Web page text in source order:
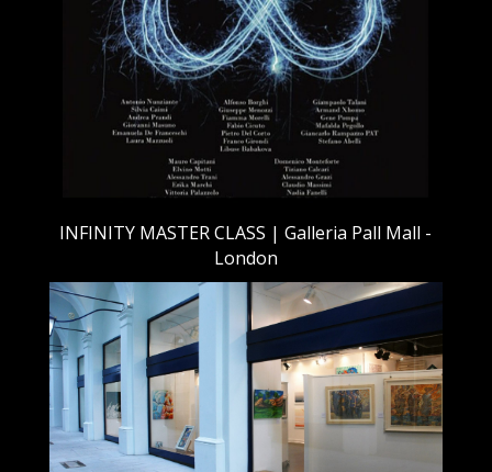
INFINITY MASTER CLASS | Galleria Pall Mall -
London